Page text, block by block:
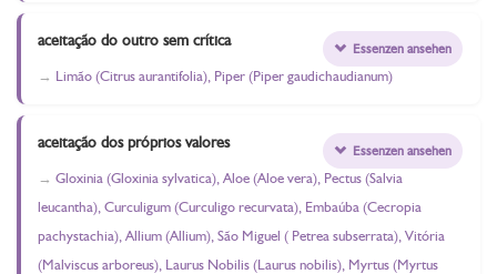
aceitação do outro sem crítica
Limão (Citrus aurantifolia), Piper (Piper gaudichaudianum)
Essenzen ansehen
aceitação dos próprios valores
Gloxinia (Gloxinia sylvatica), Aloe (Aloe vera), Pectus (Salvia
leucantha), Curculigum (Curculigo recurvata), Embaúba (Cecropia
pachystachia), Allium (Allium), São Miguel ( Petrea subserrata), Vitória
(Malviscus arboreus), Laurus Nobilis (Laurus nobilis), Myrtus (Myrtus
Essenzen ansehen